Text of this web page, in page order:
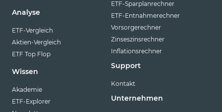
Analyse
ETF-Vergleich
Aktien-Vergleich
ETF Top Flop
Wissen
Akademie
ETF-Explorer
ETF-Sparplanrechner
ETF-Entnahmerechner
Vorsorgerechner
Zinseszinsrechner
Inflationsrechner
Support
Kontakt
Unternehmen